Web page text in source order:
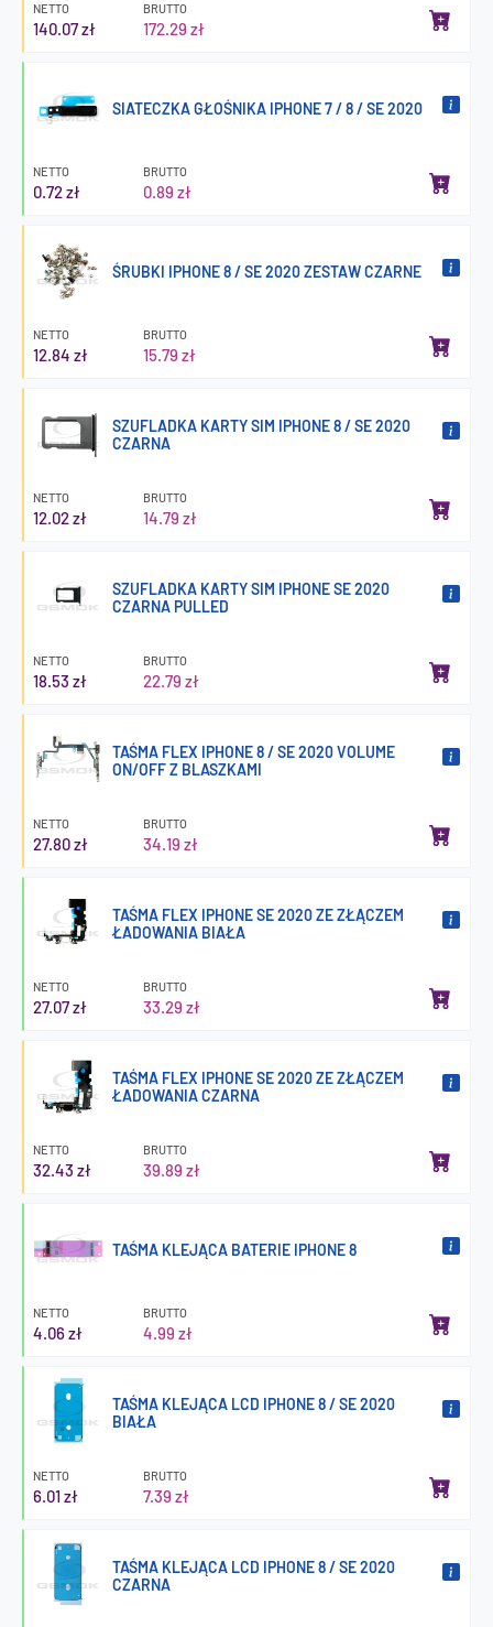
NETTO
140.07 zł
BRUTTO
172.29 zł
SIATECZKA GŁOŚNIKA IPHONE 7 / 8 / SE 2020
NETTO
0.72 zł
BRUTTO
0.89 zł
ŚRUBKI IPHONE 8 / SE 2020 ZESTAW CZARNE
NETTO
12.84 zł
BRUTTO
15.79 zł
SZUFLADKA KARTY SIM IPHONE 8 / SE 2020
CZARNA
NETTO
12.02 zł
BRUTTO
14.79 zł
SZUFLADKA KARTY SIM IPHONE SE 2020
CZARNA PULLED
NETTO
18.53 zł
BRUTTO
22.79 zł
TAŚMA FLEX IPHONE 8 / SE 2020 VOLUME
ON/OFF Z BLASZKAMI
NETTO
27.80 zł
BRUTTO
34.19 zł
TAŚMA FLEX IPHONE SE 2020 ZE ZŁĄCZEM
ŁADOWANIA BIAŁA
NETTO
27.07 zł
BRUTTO
33.29 zł
TAŚMA FLEX IPHONE SE 2020 ZE ZŁĄCZEM
ŁADOWANIA CZARNA
NETTO
32.43 zł
BRUTTO
39.89 zł
TAŚMA KLEJĄCA BATERIE IPHONE 8
NETTO
4.06 zł
BRUTTO
4.99 zł
TAŚMA KLEJĄCA LCD IPHONE 8 / SE 2020
BIAŁA
NETTO
6.01 zł
BRUTTO
7.39 zł
TAŚMA KLEJĄCA LCD IPHONE 8 / SE 2020
CZARNA